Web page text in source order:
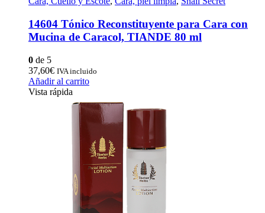
14604 Tónico Reconstituyente para Cara con
Mucina de Caracol, TIANDE 80 ml
0 de 5
37,60€ IVA incluido
Añadir al carrito
Vista rápida